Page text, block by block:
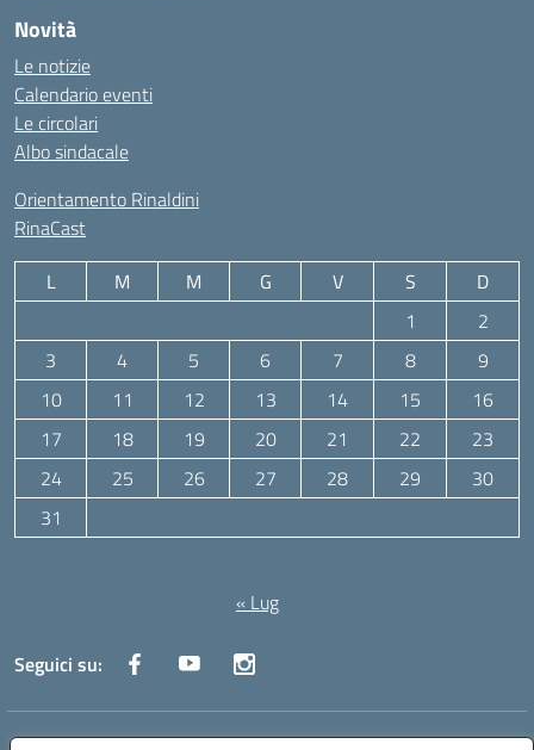
Novità
Le notizie
Calendario eventi
Le circolari
Albo sindacale
Orientamento Rinaldini
RinaCast
L M M G V S
D
1
2
3
4 5 6 7 8
9
10
11 12 13 14 15
16
17
18 19 20 21 22
23
24
25 26 27 28 29
30
31
« Lug
Seguici su: